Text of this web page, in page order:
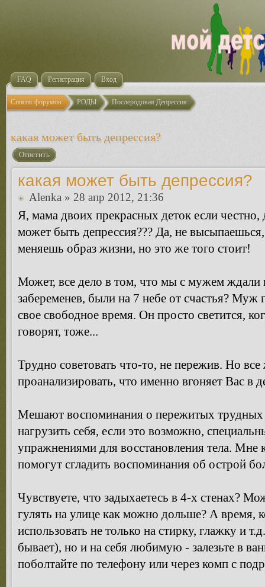
FAQ Регистрация Вход
Список форумов РОДЫ Послеродовая Депрессия
какая может быть депрессия?
Ответить
какая может быть депрессия?
Alenka » 28 апр 2012, 21:36
Я, мама двоих прекрасных деток если
может быть депрессия??? Да, не
меняешь образ жизни, но это же того стоит!
Может, все дело в том, что мы с мужем ждали
забеременев, были на 7 небе от счастья? Муж
свое свободное время. Он просто светится,
говорят, тоже...
Трудно советовать что-то, не пережив. Но
проанализировать, что именно вгоняет Вас в
Мешают воспоминания о пережитых трудных
нагрузить себя, если это возможно,
упражнениями для восстановления тела. Мне
помогут сгладить воспоминания об острой
Чувствуете, что задыхаетесь в 4-х стенах?
гулять на улице как можно дольше? А время,
использовать не только на стирку, глажку и
бывает), но и на себя любимую - залезьте в
поболтайте по телефону или через комп с